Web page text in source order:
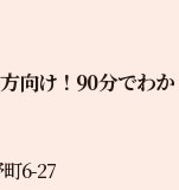
向け！90分でわか
6-27